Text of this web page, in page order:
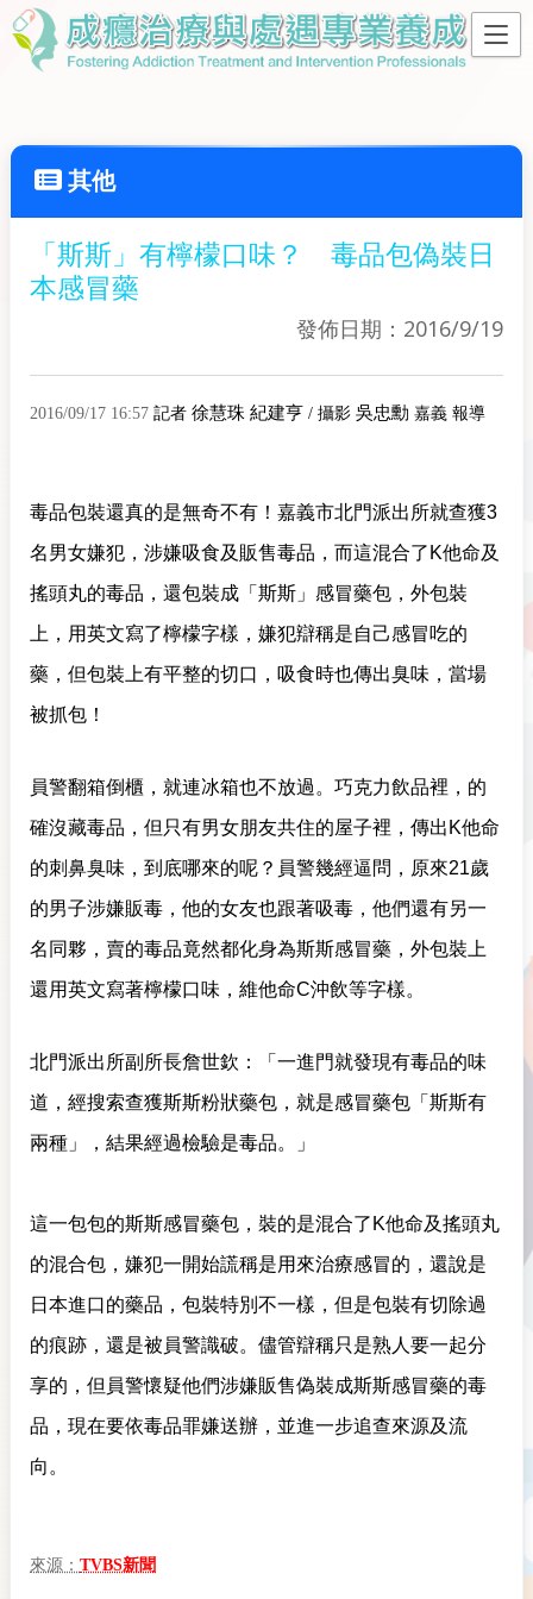
其他
「斯斯」有檸檬口味？ 毒品包偽裝日
本感冒藥
發佈日期：2016/9/19
2016/09/17 16:57 記者 徐慧珠 紀建亨 / 攝影 吳忠勳 嘉義 報導
毒品包裝還真的是無奇不有！嘉義市北門派出所就查獲3
名男女嫌犯，涉嫌吸食及販售毒品，而這混合了K他命及
搖頭丸的毒品，還包裝成「斯斯」感冒藥包，外包裝
上，用英文寫了檸檬字樣，嫌犯辯稱是自己感冒吃的
藥，但包裝上有平整的切口，吸食時也傳出臭味，當場
被抓包！
員警翻箱倒櫃，就連冰箱也不放過。巧克力飲品裡，的
確沒藏毒品，但只有男女朋友共住的屋子裡，傳出K他命
的刺鼻臭味，到底哪來的呢？員警幾經逼問，原來21歲
的男子涉嫌販毒，他的女友也跟著吸毒，他們還有另一
名同夥，賣的毒品竟然都化身為斯斯感冒藥，外包裝上
還用英文寫著檸檬口味，維他命C沖飲等字樣。
北門派出所副所長詹世欽：「一進門就發現有毒品的味
道，經搜索查獲斯斯粉狀藥包，就是感冒藥包「斯斯有
兩種」，結果經過檢驗是毒品。」
這一包包的斯斯感冒藥包，裝的是混合了K他命及搖頭丸
的混合包，嫌犯一開始謊稱是用來治療感冒的，還說是
日本進口的藥品，包裝特別不一樣，但是包裝有切除過
的痕跡，還是被員警識破。儘管辯稱只是熟人要一起分
享的，但員警懷疑他們涉嫌販售偽裝成斯斯感冒藥的毒
品，現在要依毒品罪嫌送辦，並進一步追查來源及流
向。
來源： TVBS新聞